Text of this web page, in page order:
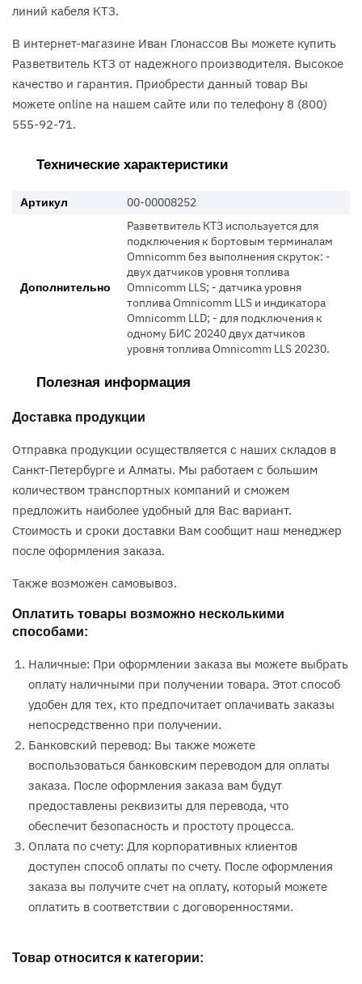
линий кабеля КТЗ.
В интернет-магазине Иван Глонассов Вы можете купить
Разветвитель КТЗ от надежного производителя. Высокое
качество и гарантия. Приобрести данный товар Вы
можете online на нашем сайте или по телефону 8 (800)
555-92-71.
Технические характеристики
Артикул 00-00008252
Дополнительно
Разветвитель КТЗ используется для
подключения к бортовым терминалам
Omnicomm без выполнения скруток: -
двух датчиков уровня топлива
Omnicomm LLS; - датчика уровня
топлива Omnicomm LLS и индикатора
Omnicomm LLD; - для подключения к
одному БИС 20240 двух датчиков
уровня топлива Omnicomm LLS 20230.
Полезная информация
Доставка продукции
Отправка продукции осуществляется с наших складов в
Санкт-Петербурге и Алматы. Мы работаем с большим
количеством транспортных компаний и сможем
предложить наиболее удобный для Вас вариант.
Стоимость и сроки доставки Вам сообщит наш менеджер
после оформления заказа.
Также возможен самовывоз.
Оплатить товары возможно несколькими
способами:
Наличные: При оформлении заказа вы можете выбрать
оплату наличными при получении товара. Этот способ
удобен для тех, кто предпочитает оплачивать заказы
непосредственно при получении.
Банковский перевод: Вы также можете
воспользоваться банковским переводом для оплаты
заказа. После оформления заказа вам будут
предоставлены реквизиты для перевода, что
обеспечит безопасность и простоту процесса.
Оплата по счету: Для корпоративных клиентов
доступен способ оплаты по счету. После оформления
заказа вы получите счет на оплату, который можете
оплатить в соответствии с договоренностями.
Товар относится к категории: